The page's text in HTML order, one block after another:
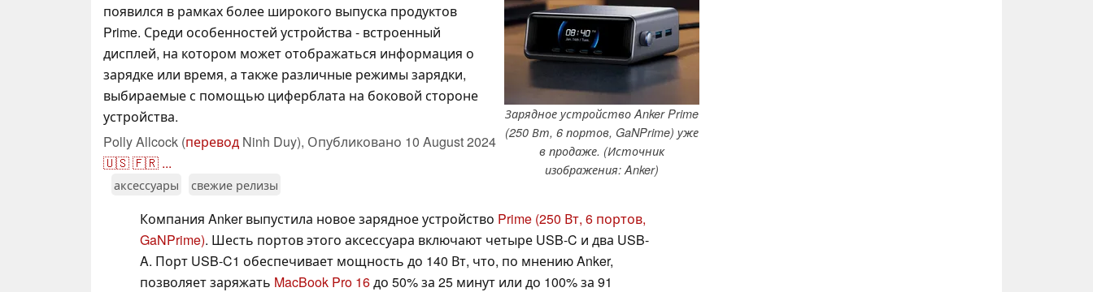
Зарядное устройство Anker Prime
(250 Вт, 6 портов, GaNPrime) уже
в продаже. (Источник
изображения: Anker)
появился в рамках более широкого выпуска продуктов
Prime. Среди особенностей устройства - встроенный
дисплей, на котором может отображаться информация о
зарядке или время, а также различные режимы зарядки,
выбираемые с помощью циферблата на боковой стороне
устройства.
Polly Allcock (перевод Ninh Duy), Опубликовано 10 August 2024
🇺🇸🇫🇷 ...
аксессуары свежие релизы
Компания Anker выпустила новое зарядное устройство Prime (250 Вт, 6 портов,
GaNPrime). Шесть портов этого аксессуара включают четыре USB-C и два USB-
A. Порт USB-C1 обеспечивает мощность до 140 Вт, что, по мнению Anker,
позволяет заряжать MacBook Pro 16до 50% за 25 минут или до 100% за 91